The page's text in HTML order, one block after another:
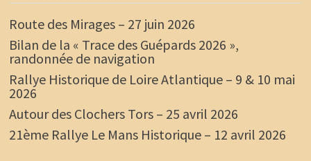
Route des Mirages – 27 juin 2026
Bilan de la « Trace des Guépards 2026 »,
randonnée de navigation
Rallye Historique de Loire Atlantique – 9 & 10 mai
2026
Autour des Clochers Tors – 25 avril 2026
21ème Rallye Le Mans Historique – 12 avril 2026